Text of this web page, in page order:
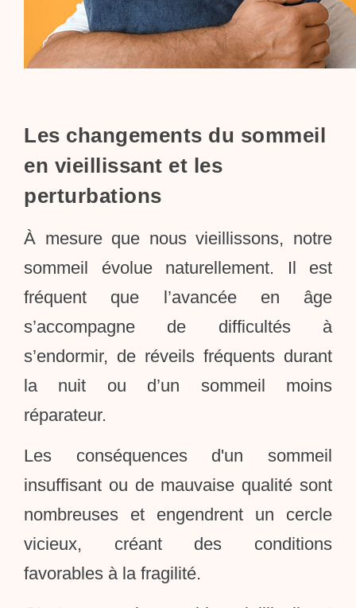
Les changements du sommeil
en vieillissant et les
perturbations
À mesure que nous vieillissons, notre
sommeil évolue naturellement. Il est
fréquent que l’avancée en âge
s’accompagne de difficultés à
s’endormir, de réveils fréquents durant
la nuit ou d’un sommeil moins
réparateur.
Les conséquences d'un sommeil
insuffisant ou de mauvaise qualité sont
nombreuses et engendrent un cercle
vicieux, créant des conditions
favorables à la fragilité.